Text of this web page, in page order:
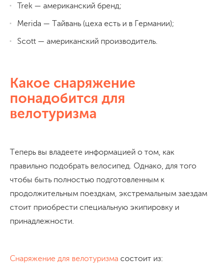
Trek — американский бренд;
Merida — Тайвань (цеха есть и в Германии);
Scott — американский производитель.
Какое снаряжение
понадобится для
велотуризма
Теперь вы владеете информацией о том, как
правильно подобрать велосипед. Однако, для того
чтобы быть полностью подготовленным к
продолжительным поездкам, экстремальным заездам
стоит приобрести специальную экипировку и
принадлежности.
Снаряжение для велотуризма состоит из: